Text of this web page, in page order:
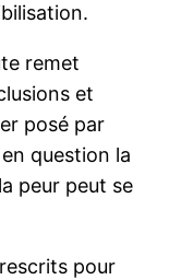
remet
et
posé par
question la
peur peut se
pour